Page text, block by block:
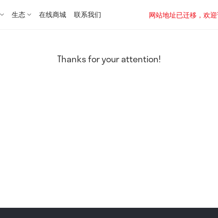
生态 在线商城 联系我们 网站地址已迁移，欢
Thanks for your attention!